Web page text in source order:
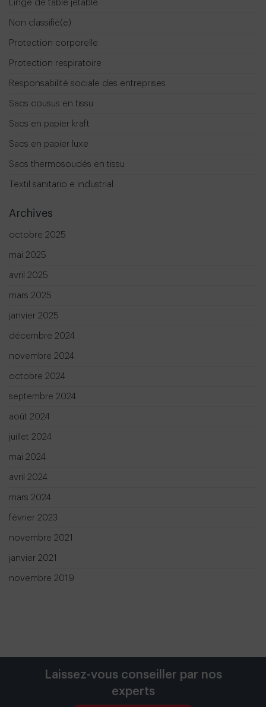
Linge de table jetable
Non classifié(e)
Protection corporelle
Protection respiratoire
Responsabilité sociale des entreprises
Sacs cousus en tissu
Sacs en papier kraft
Sacs en papier luxe
Sacs thermosoudés en tissu
Textil sanitario e industrial
Archives
octobre 2025
mai 2025
avril 2025
mars 2025
janvier 2025
décembre 2024
novembre 2024
octobre 2024
septembre 2024
août 2024
juillet 2024
mai 2024
avril 2024
mars 2024
février 2023
novembre 2021
janvier 2021
novembre 2019
Laissez-vous conseiller par nos
experts